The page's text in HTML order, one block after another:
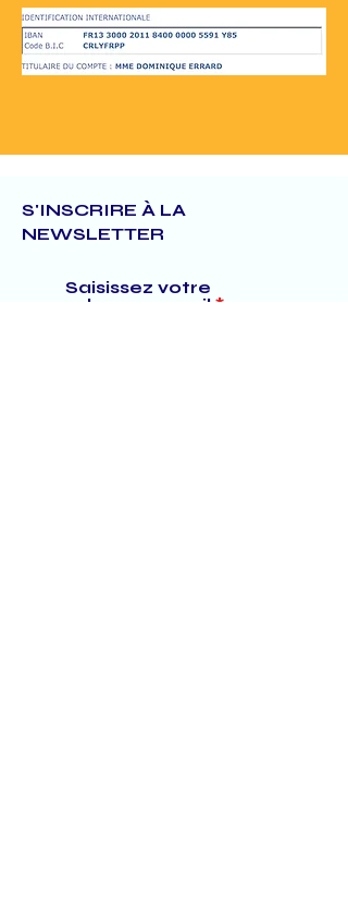
S'INSCRIRE À LA
NEWSLETTER
Saisissez votre
adresse e-mail